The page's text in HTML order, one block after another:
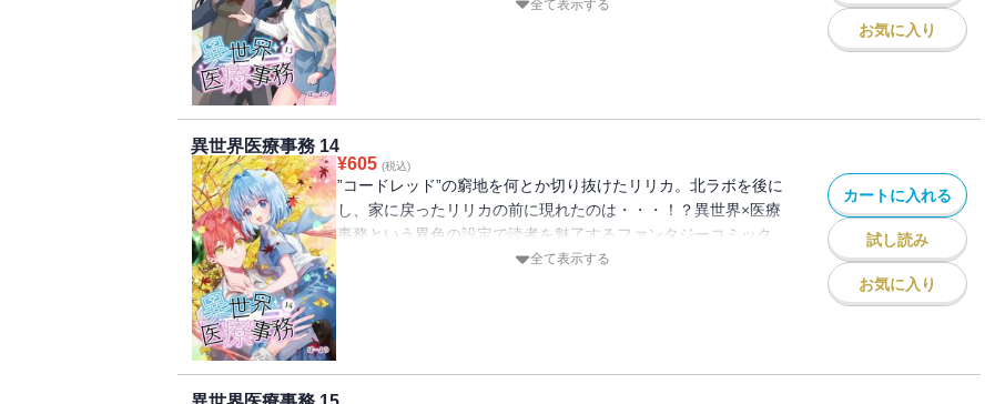
直面するリリカに更なる危機が・・・！！”コードレッド”と呼ば
全て表示する
お気に入り
異世界医療事務 14
¥605 (税込)
”コードレッド”の窮地を何とか切り抜けたリリカ。北ラボを後に
し、家に戻ったリリカの前に現れたのは・・・！？異世界×医療
事務という異色の設定で読者を魅了するファンタジーコミック
全て表示する
カートに入れる
試し読み
お気に入り